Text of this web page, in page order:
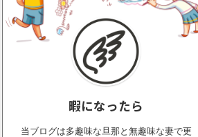
暇になったら
当ブログは多趣味な旦那と無趣味な妻で更